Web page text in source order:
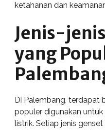
ketahanan dan
Jenis-
yang
Di Palembang, terdapat
populer digunakan
listrik. Setiap jenis